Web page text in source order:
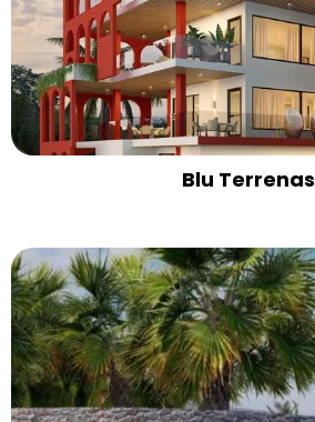
Blu Terrenas